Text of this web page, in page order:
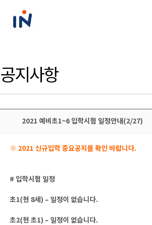
공지사항
2021 예비초1~6 입학시험 일정안내(2/27)
※ 2021 신규입학 중요공지를 확인 바랍니다.
# 입학시험 일정
초1(현 8세) – 일정이 없습니다.
초2(현 초1) – 일정이 없습니다.